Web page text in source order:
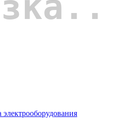
электрооборудования